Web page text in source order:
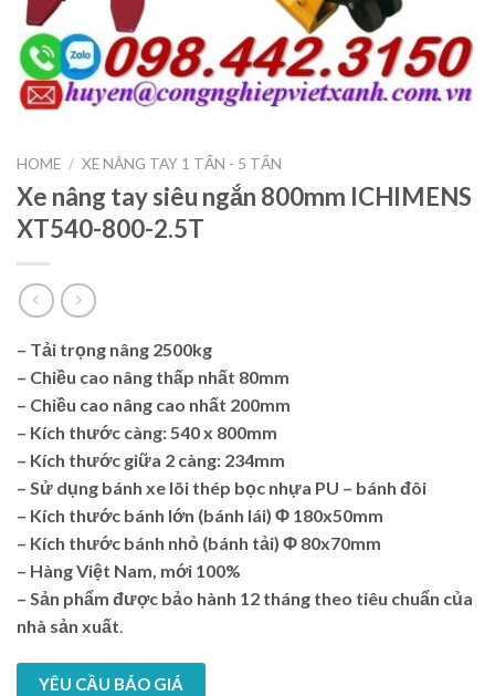
HOME / XE NÂNG TAY 1 TẤN - 5 TẤN
Xe nâng tay siêu ngắn 800mm ICHIMENS
XT540-800-2.5T
– Tải trọng nâng 2500kg
– Chiều cao nâng thấp nhất 80mm
– Chiều cao nâng cao nhất 200mm
– Kích thước càng: 540 x 800mm
– Kích thước giữa 2 càng: 234mm
– Sử dụng bánh xe lõi thép bọc nhựa PU – bánh đôi
– Kích thước bánh lớn (bánh lái) Φ 180x50mm
– Kích thước bánh nhỏ (bánh tải) Φ 80x70mm
– Hàng Việt Nam, mới 100%
– Sản phẩm được bảo hành 12 tháng theo tiêu chuẩn của
nhà sản xuất.
YÊU CẦU BÁO GIÁ